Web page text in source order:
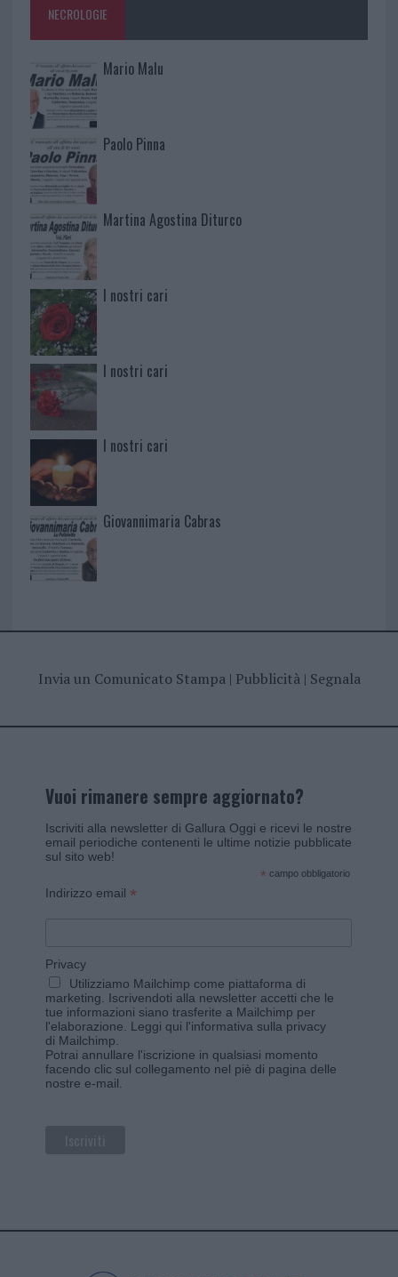
NECROLOGIE
Mario Malu
Paolo Pinna
Martina Agostina Diturco
I nostri cari
I nostri cari
I nostri cari
Giovannimaria Cabras
Invia un Comunicato Stampa| Pubblicità| Segnala
Vuoi rimanere sempre aggiornato?
Iscriviti alla newsletter di Gallura Oggi e ricevi le nostre
email periodiche contenenti le ultime notizie pubblicate
sul sito web!
* campo obbligatorio
Indirizzo email *
Privacy
Utilizziamo Mailchimp come piattaforma di
marketing. Iscrivendoti alla newsletter accetti che le
tue informazioni siano trasferite a Mailchimp per
l'elaborazione. Leggi qui l'informativa sulla privacy
di Mailchimp
Potrai annullare l'iscrizione in qualsiasi momento
facendo clic sul collegamento nel piè di pagina delle
nostre e-mail.